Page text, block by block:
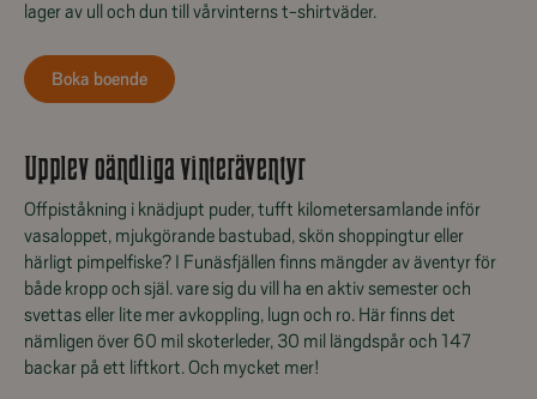
lager av ull och dun till vårvinterns t-shirtväder.
Boka boende
Upplev oändliga vinteräventyr
Offpiståkning i knädjupt puder, tufft kilometersamlande inför
vasaloppet, mjukgörande bastubad, skön shoppingtur eller
härligt pimpelfiske? I Funäsfjällen finns mängder av äventyr för
både kropp och själ. vare sig du vill ha en aktiv semester och
svettas eller lite mer avkoppling, lugn och ro. Här finns det
nämligen över 60 mil skoterleder, 30 mil längdspår och 147
backar på ett liftkort. Och mycket mer!